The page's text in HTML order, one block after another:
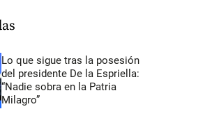
Lo que sigue tras la posesión
del presidente De la Espriella:
“Nadie sobra en la Patria
Milagro”